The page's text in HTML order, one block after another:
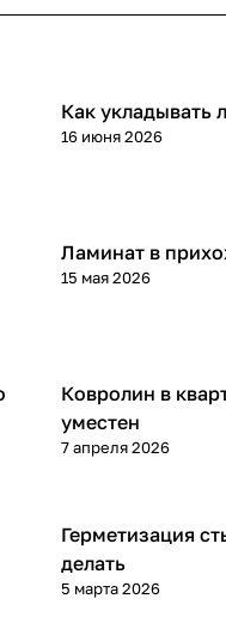
Напольные
Как укладывать
16 июня 2026
Напольные
Ламинат в
15 мая 2026
Напольные
Ковролин в
уместен
7 апреля 2026
Напольные
Герметизация
делать
5 марта 2026